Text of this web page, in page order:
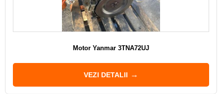
Motor Yanmar 3TNA72UJ
VEZI DETALII